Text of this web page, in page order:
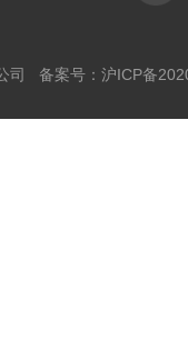
司 备案号： 沪ICP备